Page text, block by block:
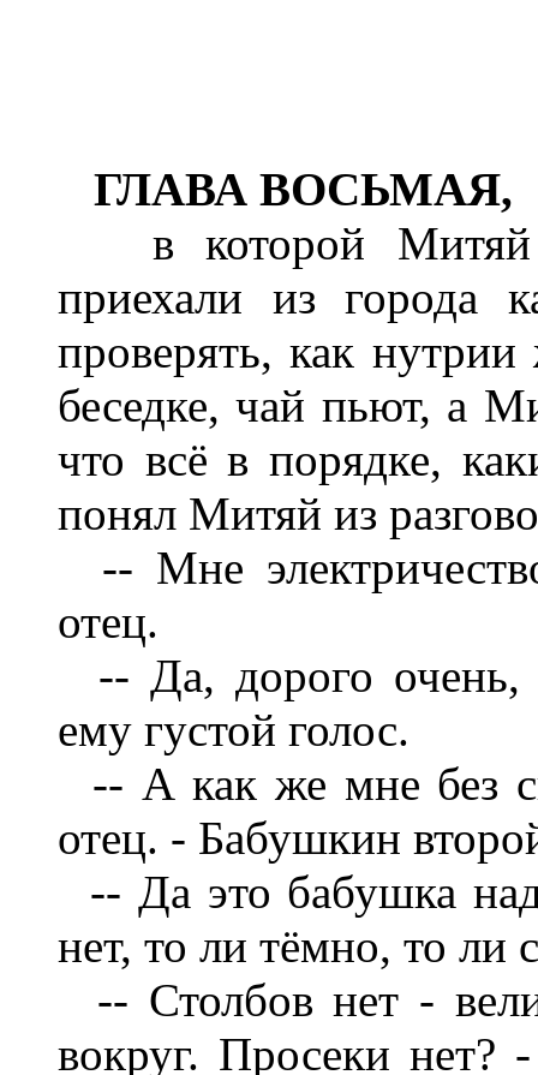
ГЛАВА ВОСЬМАЯ,
в которой Митяй
приехали из города
проверять, как
беседке, чай пьют, а
что всё в порядке,
понял Митяй из
-- Мне
отец.
-- Да, дорого очень,
ему густой голос.
-- А как же мне без
отец. - Бабушкин
-- Да это бабушка
нет, то ли тёмно, то ли
-- Столбов нет -
вокруг. Просеки